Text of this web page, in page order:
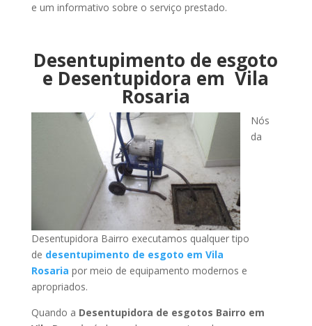
e um informativo sobre o serviço prestado.
Desentupimento de esgoto
e Desentupidora em Vila
Rosaria
Nós
da
Desentupidora Bairro executamos qualquer tipo
de desentupimento de esgoto em Vila
Rosaria por meio de equipamento modernos e
apropriados.
Quando a Desentupidora de esgotos Bairro em